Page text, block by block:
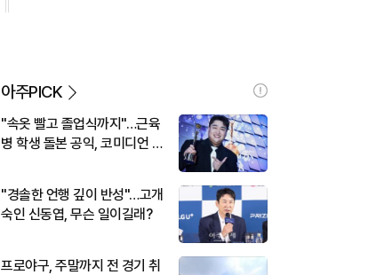
아주PICK
"속옷 빨고 졸업식까지"…근육
병 학생 돌본 공익, 코미디언 김
"경솔한 언행 깊이 반성"…고개
숙인 신동엽, 무슨 일이길래?
프로야구, 주말까지 전 경기 취